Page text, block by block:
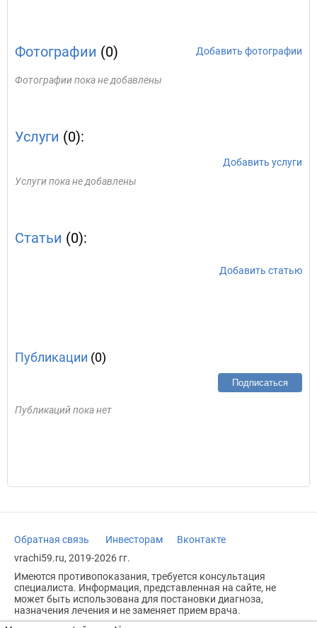
Фотографии (0) Добавить фотографии
Фотографии пока не добавлены
Услуги (0):
Добавить услуги
Услуги пока не добавлены
Статьи (0):
Добавить статью
Публикации (0)
Подписаться
Публикаций пока нет
Обратная связь Инвесторам
Вконтакте
vrachi59.ru, 2019-2026 гг.
Имеются противопоказания, требуется консультация
специалиста. Информация, представленная на сайте, не
может быть использована для постановки диагноза,
назначения лечения и не заменяет прием врача.